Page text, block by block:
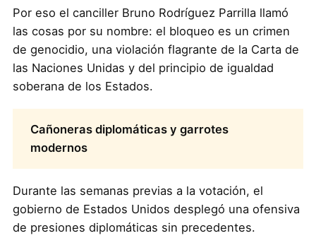
Por eso el canciller Bruno Rodríguez Parrilla llamó
las cosas por su nombre: el bloqueo es un crimen
de genocidio, una violación flagrante de la Carta de
las Naciones Unidas y del principio de igualdad
soberana de los Estados.
Cañoneras diplomáticas y garrotes
modernos
Durante las semanas previas a la votación, el
gobierno de Estados Unidos desplegó una ofensiva
de presiones diplomáticas sin precedentes.